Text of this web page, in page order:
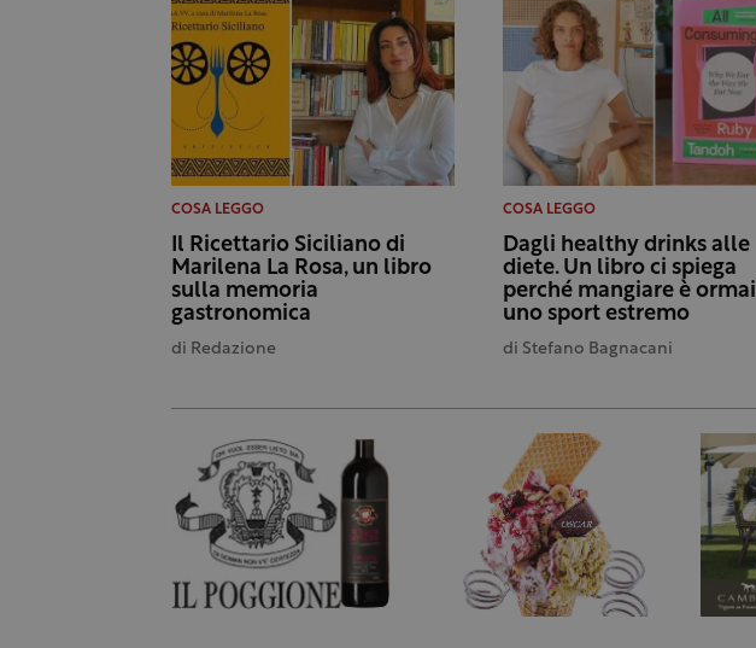
COSA LEGGO
Il Ricettario Siciliano di
Marilena La Rosa, un libro
sulla memoria
gastronomica
di Redazione
COSA LEGGO
Dagli healthy drinks alle
diete. Un libro ci spiega
perché mangiare è ormai
uno sport estremo
di Stefano Bagnacani